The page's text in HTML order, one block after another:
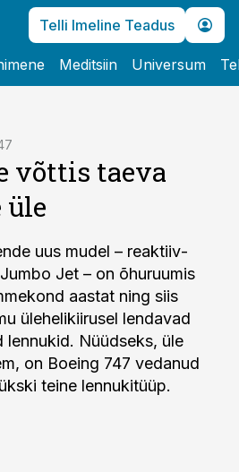
Telli Imeline Teadus
Meditsiin Universum
võttis taeva
uus mudel – reaktiiv­
Jet – on õhuruumis
aastat ning siis
ülehelikiirusel lendavad
lennukid. Nüüdseks, üle
on Boeing 747 vedanud
teine lennukitüüp.